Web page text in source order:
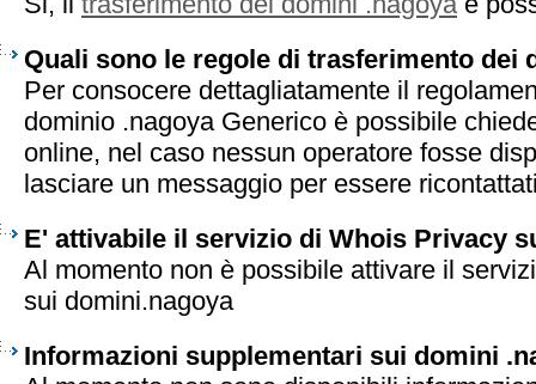
Quali sono le regole di trasferimento dei
Per consocere dettagliatamente il
dominio .nagoya Generico è possibile
online, nel caso nessun operatore fosse
lasciare un messaggio per essere
E' attivabile il servizio di Whois Privacy
Al momento non è possibile attivare il
sui domini.nagoya
Informazioni supplementari sui domini